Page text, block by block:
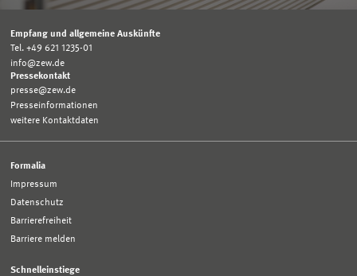
Empfang und allgemeine Auskünfte
Tel. +49 621 1235-01
info@zew.de
Pressekontakt
presse@zew.de
Presseinformationen
weitere Kontaktdaten
Formalia
Impressum
Datenschutz
Barrierefreiheit
Barriere melden
Schnelleinstiege